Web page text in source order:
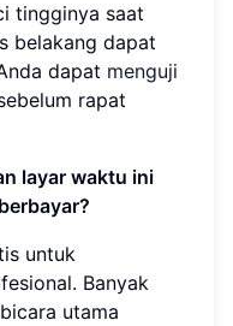
tingginya saat
belakang dapat
dapat menguji
rapat
layar waktu ini
untuk
Banyak
utama